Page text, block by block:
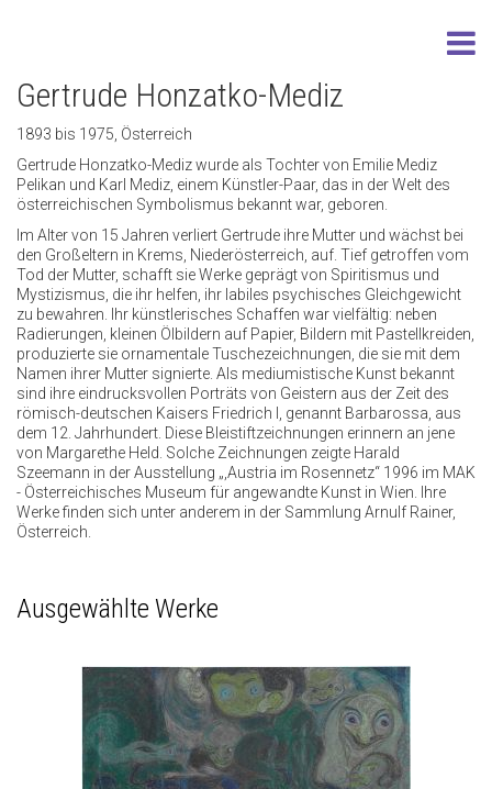
Gertrude Honzatko-Mediz
1893 bis 1975, Österreich
Gertrude Honzatko-Mediz wurde als Tochter von Emilie Mediz
Pelikan und Karl Mediz, einem Künstler-Paar, das in der Welt des
österreichischen Symbolismus bekannt war, geboren.
Im Alter von 15 Jahren verliert Gertrude ihre Mutter und wächst bei
den Großeltern in Krems, Niederösterreich, auf. Tief getroffen vom
Tod der Mutter, schafft sie Werke geprägt von Spiritismus und
Mystizismus, die ihr helfen, ihr labiles psychisches Gleichgewicht
zu bewahren. Ihr künstlerisches Schaffen war vielfältig: neben
Radierungen, kleinen Ölbildern auf Papier, Bildern mit Pastellkreiden,
produzierte sie ornamentale Tuschezeichnungen, die sie mit dem
Namen ihrer Mutter signierte. Als mediumistische Kunst bekannt
sind ihre eindrucksvollen Porträts von Geistern aus der Zeit des
römisch-deutschen Kaisers Friedrich I, genannt Barbarossa, aus
dem 12. Jahrhundert. Diese Bleistiftzeichnungen erinnern an jene
von Margarethe Held. Solche Zeichnungen zeigte Harald
Szeemann in der Ausstellung „,Austria im Rosennetz“ 1996 im MAK
- Österreichisches Museum für angewandte Kunst in Wien. Ihre
Werke finden sich unter anderem in der Sammlung Arnulf Rainer,
Österreich.
Ausgewählte Werke